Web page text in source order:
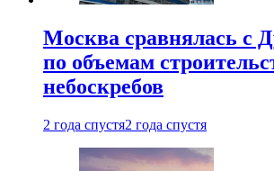
Москва сравнялась с
по объемам
небоскребов
2 года спустя2 года спустя